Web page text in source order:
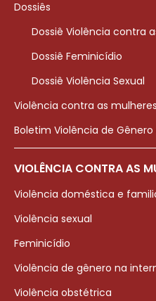
Dossiês
Dossiê Violência contra
Dossiê Feminicídio
Dossiê Violência Sexual
Violência contra as
Boletim Violência de
VIOLÊNCIA CONTRA AS
Violência doméstica e
Violência sexual
Feminicídio
Violência de gênero na
Violência obstétrica